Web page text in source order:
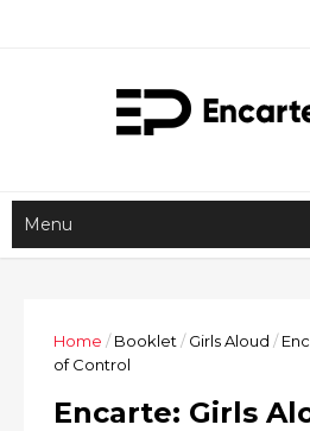
Home / Booklet / Girls Aloud /
of Control
Encarte: Girls